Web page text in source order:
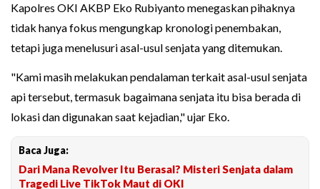
Kapolres OKI AKBP Eko Rubiyanto menegaskan pihaknya
tidak hanya fokus mengungkap kronologi penembakan,
tetapi juga menelusuri asal-usul senjata yang ditemukan.
"Kami masih melakukan pendalaman terkait asal-usul senjata
api tersebut, termasuk bagaimana senjata itu bisa berada di
lokasi dan digunakan saat kejadian," ujar Eko.
Baca Juga:
Dari Mana Revolver Itu Berasal? Misteri Senjata dalam
Tragedi Live TikTok Maut di OKI